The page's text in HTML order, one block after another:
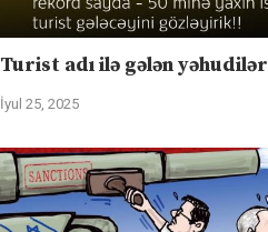
Turist adı ilə gələn yəhudilər
İyul 25, 2025